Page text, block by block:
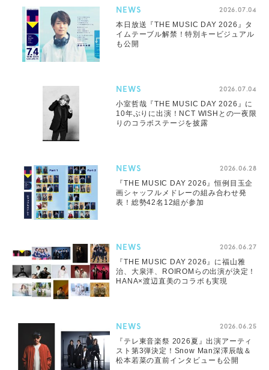
NEWS 2026.07.04
本日放送『THE MUSIC DAY 2026』タ
イムテーブル解禁！特別キービジュアル
も公開
NEWS 2026.07.04
小室哲哉『THE MUSIC DAY 2026』に
10年ぶりに出演！NCT WISHとの一夜限
りのコラボステージを披露
NEWS 2026.06.28
『THE MUSIC DAY 2026』恒例目玉企
画シャッフルメドレーの組み合わせ発
表！総勢42名12組が参加
NEWS 2026.06.27
『THE MUSIC DAY 2026』に福山雅
治、大泉洋、ROIROMらの出演が決定！
HANA×渡辺直美のコラボも実現
NEWS 2026.06.25
『テレ東音楽祭 2026夏』出演アーティ
スト第3弾決定！Snow Man深澤辰哉＆
松本若菜の直前インタビューも公開